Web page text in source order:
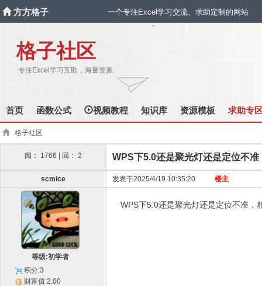
方方格子 一个专注Excel学习交流、求助定制的网站
格子社区
专注Excel学习互助，海量资源
`
首页 函数公式 视频教程 知识库 资源模板 求助专
格子社区
阅： 1766 | 回： 2 WPS下5.0还是聚光灯还是定位不
scmice 发表于2025/4/19 10:35:20 楼主
等级:初学者
积分:3
财富值:2.00
WPS下5.0还是聚光灯还是定位不准，